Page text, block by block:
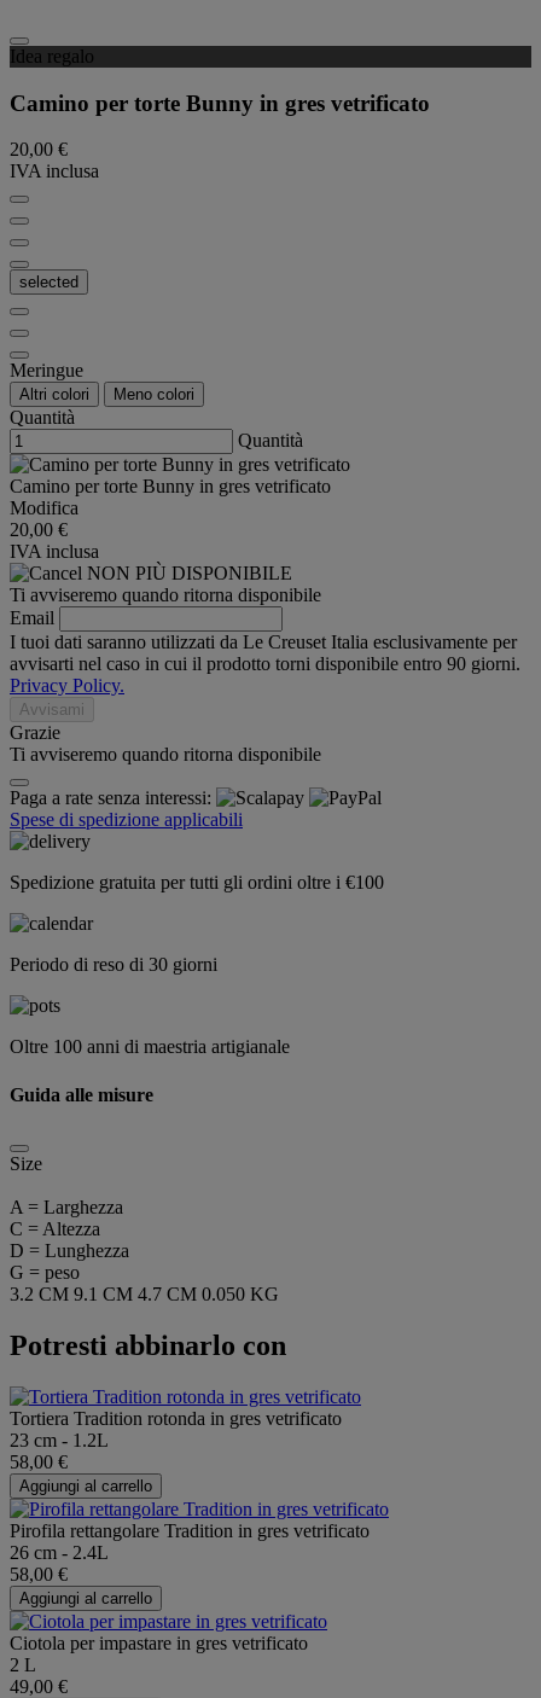
Idea regalo
Camino per torte Bunny in gres vetrificato
20,00 €
IVA inclusa
selected
Meringue
Altri colori Meno colori
Quantità
Quantità
Camino per torte Bunny in gres vetrificato
Modifica
20,00 €
IVA inclusa
NON PIÙ DISPONIBILE
Ti avviseremo quando ritorna disponibile
Email
I tuoi dati saranno utilizzati da Le Creuset Italia esclusivamente per
avvisarti nel caso in cui il prodotto torni disponibile entro 90 giorni.
Privacy Policy.
Avvisami
Grazie
Ti avviseremo quando ritorna disponibile
Paga a rate senza interessi:
Spese di spedizione applicabili
Spedizione gratuita per tutti gli ordini oltre i €100
Periodo di reso di 30 giorni
Oltre 100 anni di maestria artigianale
Guida alle misure
Size
A = Larghezza
C = Altezza
D = Lunghezza
G = peso
3.2 CM 9.1 CM 4.7 CM 0.050 KG
Potresti abbinarlo con
Tortiera Tradition rotonda in gres vetrificato
23 cm - 1.2L
58,00 €
Aggiungi al carrello
Pirofila rettangolare Tradition in gres vetrificato
26 cm - 2.4L
58,00 €
Aggiungi al carrello
Ciotola per impastare in gres vetrificato
2 L
49,00 €